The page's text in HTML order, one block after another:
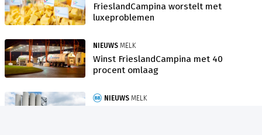
FrieslandCampina worstelt met
luxeproblemen
NIEUWS MELK
Winst FrieslandCampina met 40
procent omlaag
NIEUWS MELK